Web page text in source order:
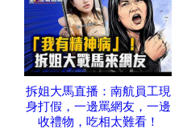
拆姐大馬直播：南航員工現
身打假，一邊罵網友，一邊
收禮物，吃相太難看！